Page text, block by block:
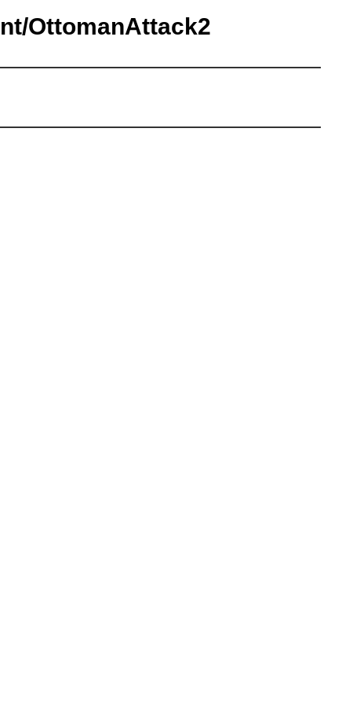
OttomanAttack2